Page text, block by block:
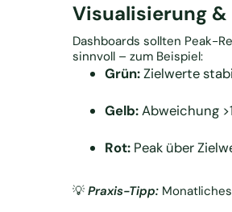
Visualisierung
Dashboards sollten Peak-
sinnvoll – zum Beispiel:
Grün:Zielwerte
Gelb:Abweichung
Rot:Peak über
💡 Praxis-Tipp:Monatliches